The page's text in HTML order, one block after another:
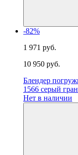
-82%
1 971 руб.
10 950 руб.
Блендер
1566 серый
Нет в наличии